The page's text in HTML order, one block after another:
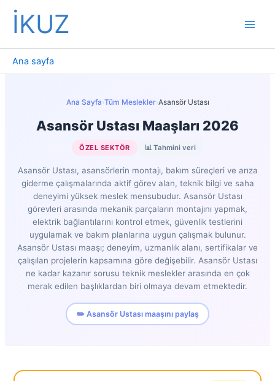
İçeriğe
İKUZ
Ana sayfa
Ana Sayfa›Tüm Meslekler›Asansör Ustası
Asansör Ustası Maaşları 2026
ÖZEL SEKTÖR 📊 Tahmini veri
Asansör Ustası, asansörlerin montajı, bakım süreçleri ve arıza
giderme çalışmalarında aktif görev alan, teknik bilgi ve saha
deneyimi yüksek meslek mensubudur. Asansör Ustası
görevleri arasında mekanik parçaların montajını yapmak,
elektrik bağlantılarını kontrol etmek, güvenlik testlerini
uygulamak ve bakım planlarına uygun çalışmak bulunur.
Asansör Ustası maaşı; deneyim, uzmanlık alanı, sertifikalar ve
çalışılan projelerin kapsamına göre değişebilir. Asansör Ustası
ne kadar kazanır sorusu teknik meslekler arasında en çok
merak edilen başlıklardan biri olmaya devam etmektedir.
✏️ Asansör Ustası maaşını paylaş